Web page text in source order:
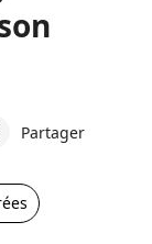
Partager